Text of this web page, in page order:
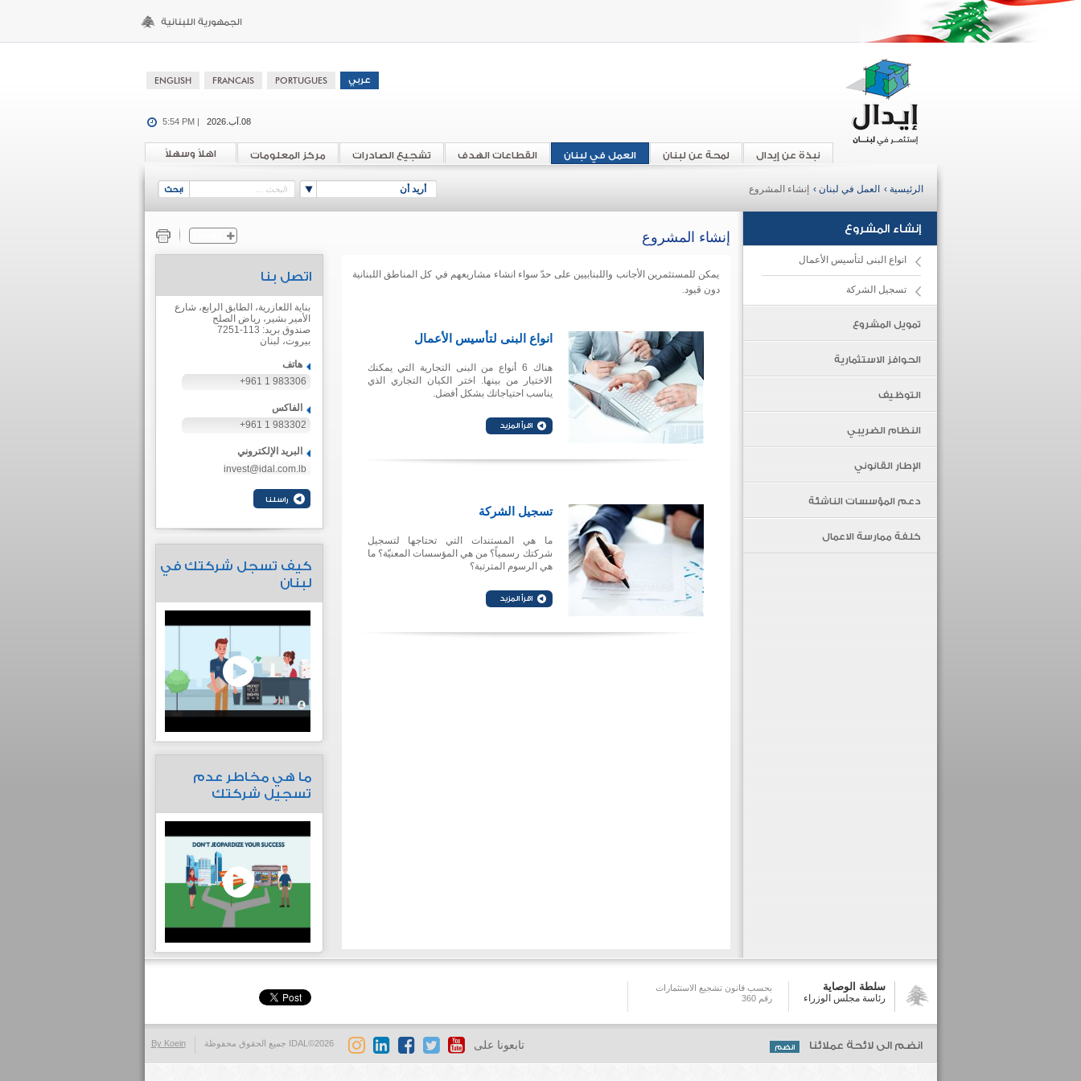
08.آب.2026 5:54 PM |
اهلاً وسهلاً مركز المعلومات تشجيع الصادرات القطاعات الهدف العمل في لبنان لمحة عن لبنان نبذة عن إيدال
أريد أن الرئيسية › العمل في لبنان › إنشاء المشروع
إنشاء المشروع
انواع البنى لتأسيس الأعمال
تسجيل الشركة
تمويل المشروع
الحوافز الاستثمارية
التوظيف
النظام الضريبي
الإطار القانوني
دعم المؤسسات الناشئة
كلفة ممارسة الاعمال
إنشاء المشروع
يمكن للمستثمرين الأجانب واللبنابيين على حدّ سواء انشاء مشاريعهم في كل المناطق اللبنانية
دون قيود.
انواع البنى لتأسيس الأعمال
هناك 6 أنواع من البنى التجارية التي يمكنك
الاختيار من بينها. اختر الكيان التجاري الذي
يناسب احتياجاتك بشكل أفضل.
تسجيل الشركة
ما هي المستندات التي تحتاجها لتسجيل
شركتك رسمياً؟ من هي المؤسسات المعنيّة؟ ما
هي الرسوم المترتبة؟
اتصل بنا
بناية اللعازرية، الطابق الرابع، شارع
الأمير بشير، رياض الصلح
صندوق بريد: 113-7251
بيروت، لبنان
هاتف
+961 1 983306
الفاكس
+961 1 983302
البريد الإلكتروني
invest@idal.com.lb
كيف تسجل شركتك في
لبنان
ما هي مخاطر عدم
تسجيل شركتك
سلطة الوصاية
رئاسة مجلس الوزراء
بحسب قانون تشجيع الاستثمارات
رقم 360
By Koein IDAL©2026 جميع الحقوق محفوظة انضم الى لائحة عملائنا تابعونا على